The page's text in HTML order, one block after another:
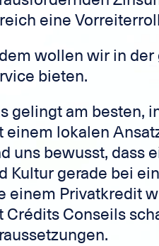
eine
wollen wir in
bieten.
gelingt am besten,
einem lokalen
uns bewusst, dass
Kultur gerade bei
einem Privatkredit
Crédits Conseils